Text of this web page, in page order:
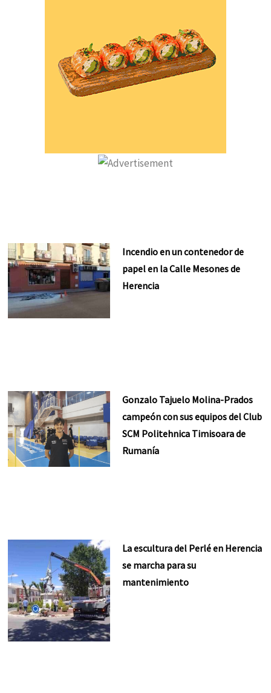
Incendio en un contenedor de
papel en la Calle Mesones de
Herencia
Gonzalo Tajuelo Molina-Prados
campeón con sus equipos del Club
SCM Politehnica Timisoara de
Rumanía
La escultura del Perlé en Herencia
se marcha para su
mantenimiento